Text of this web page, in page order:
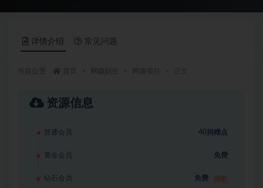
详情介绍 常见问题
资源信息
普通会员 40捐赠点
黄金会员 免费
钻石会员 免费